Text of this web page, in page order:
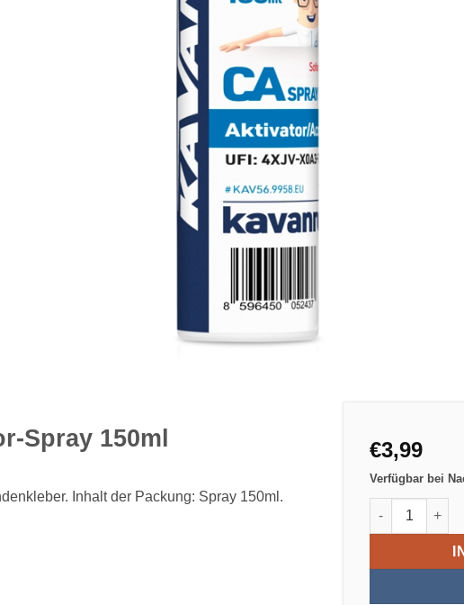
Spray 150ml
Inhalt der Packung: Spray 150ml.
€3,99
Verfügbar bei
KAVAN CA